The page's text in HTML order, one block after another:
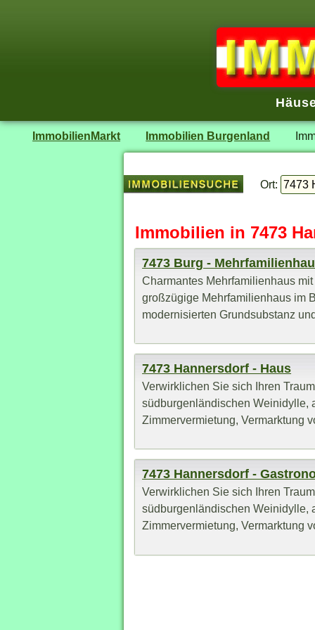
ImmobilienMarkt Immobilien Burgenland
Ort:
Immobilien in 7473
7473 Burg -
Charmantes Mehrfamilienhaus
großzügige Mehrfamilienhaus im
modernisierten Grundsubstanz
7473 Hannersdorf - Haus
Verwirklichen Sie sich Ihren
südburgenländischen Weinidylle,
Zimmervermietung, Vermarktung
7473 Hannersdorf -
Verwirklichen Sie sich Ihren
südburgenländischen Weinidylle,
Zimmervermietung, Vermarktung